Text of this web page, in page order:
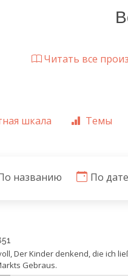
Читать все
шкала Темы
названию По дате
Der Kinder denkend, die ich
Gebraus.